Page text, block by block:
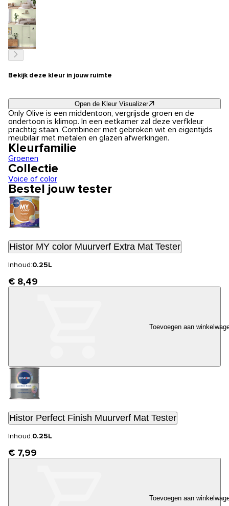
Bekijk deze kleur in jouw ruimte
Open de Kleur Visualizer
Only Olive is een middentoon, vergrijsde groen en de
ondertoon is klimop. In een eetkamer zal deze verfkleur
prachtig staan. Combineer met gebroken wit en eigentijds
meubilair met metalen en glazen afwerkingen.
Kleurfamilie
Groenen
Collectie
Voice of color
Bestel jouw tester
Histor MY color Muurverf Extra Mat Tester
Inhoud:0.25L
€ 8,49
Toevoegen aan
Histor Perfect Finish Muurverf Mat Tester
Inhoud:0.25L
€ 7,99
Toevoegen aan